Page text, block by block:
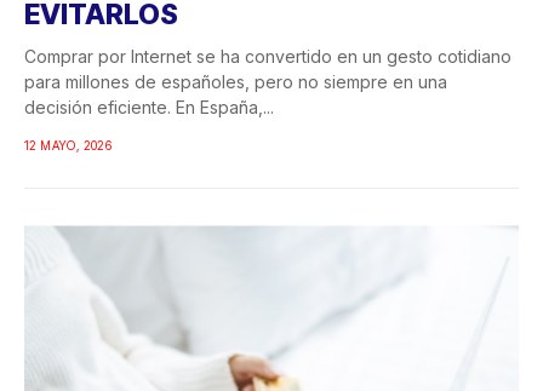
EVITARLOS
Comprar por Internet se ha convertido en un gesto cotidiano
para millones de españoles, pero no siempre en una
decisión eficiente. En España,...
12 MAYO, 2026